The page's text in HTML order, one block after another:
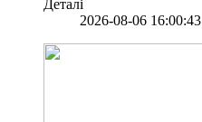
Деталі
2026-08-06 16:00:43